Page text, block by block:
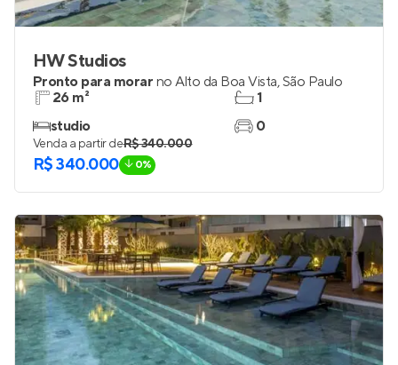
HW Studios
Pronto para morar no Alto da Boa Vista,São Paulo
26 m²
studio
1
0
Venda a partir deR$ 340.000
R$ 340.000 0%